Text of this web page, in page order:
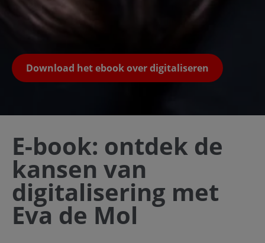
Download het ebook over digitaliseren
E-book: ontdek de
kansen van
digitalisering met
Eva de Mol